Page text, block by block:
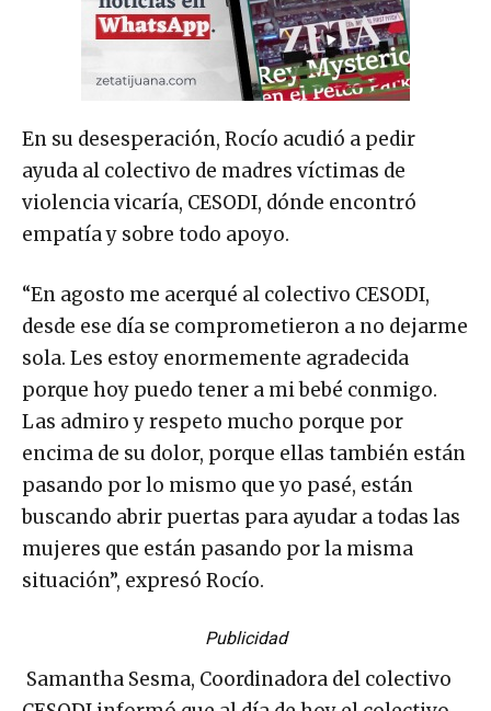
En su desesperación, Rocío acudió a pedir
ayuda al colectivo de madres víctimas de
violencia vicaría, CESODI, dónde encontró
empatía y sobre todo apoyo.
“En agosto me acerqué al colectivo CESODI,
desde ese día se comprometieron a no dejarme
sola. Les estoy enormemente agradecida
porque hoy puedo tener a mi bebé conmigo.
Las admiro y respeto mucho porque por
encima de su dolor, porque ellas también están
pasando por lo mismo que yo pasé, están
buscando abrir puertas para ayudar a todas las
mujeres que están pasando por la misma
situación”, expresó Rocío.
Publicidad
Samantha Sesma, Coordinadora del colectivo